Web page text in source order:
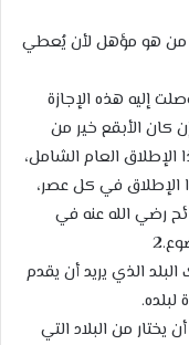
من هو مؤهل لأن يُعطي
إليه هذه الإجازة
كان الأبقع خير من
العام الشامل،
الإطلاق في كل عصر،
رضي الله عنه في
الذي يريد أن يقدم
لبلده.
يختار من البلاد التي